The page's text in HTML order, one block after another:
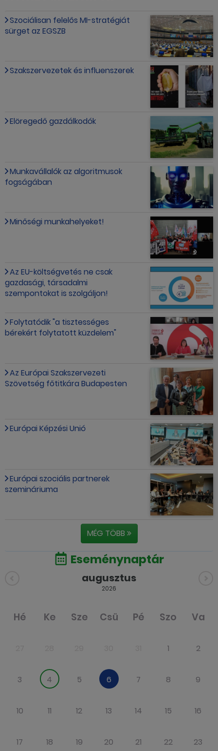
Szociálisan felelős MI-stratégiát
sürget az EGSZB
Szakszervezetek és influenszerek
Elöregedő gazdálkodók
Munkavállalók az algoritmusok
fogságában
Minőségi munkahelyeket!
Az EU-költségvetés ne csak
gazdasági, társadalmi
szempontokat is szolgáljon!
Folytatódik "a tisztességes
bérekért folytatott küzdelem"
Az Európai Szakszervezeti
Szövetség főtitkára Budapesten
Európai Képzési Unió
Európai szociális partnerek
szemináriuma
MÉG TÖBB
Eseménynaptár
augusztus
2026
Hé Ke Sze Csü Pé Szo Va
1 2
3 4 5 6 7 8 9
10 11 12 13 14 15 16
17 18 19 20 21 22 23